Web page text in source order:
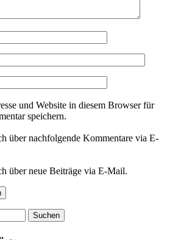
und Website in diesem Browser für
speichern.
über nachfolgende Kommentare via E-
über neue Beiträge via E-Mail.